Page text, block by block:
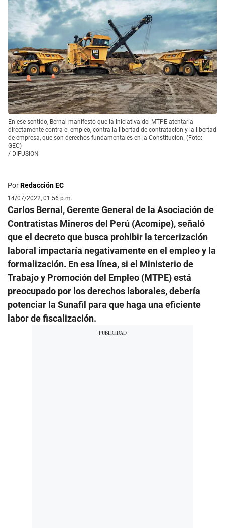
En ese sentido, Bernal manifestó que la iniciativa del MTPE atentaría
directamente contra el empleo, contra la libertad de contratación y la libertad
de empresa, que son derechos fundamentales en la Constitución. (Foto:
GEC)
/ DIFUSION
PorRedacción EC
14/07/2022, 01:56 p.m.
Carlos Bernal, Gerente General de la Asociación de
Contratistas Mineros del Perú (Acomipe), señaló
que el decreto que busca prohibir la tercerización
laboral impactaría negativamente en el empleo y la
formalización. En esa línea, si el Ministerio de
Trabajo y Promoción del Empleo (MTPE) está
preocupado por los derechos laborales, debería
potenciar la Sunafil para que haga una eficiente
labor de fiscalización.